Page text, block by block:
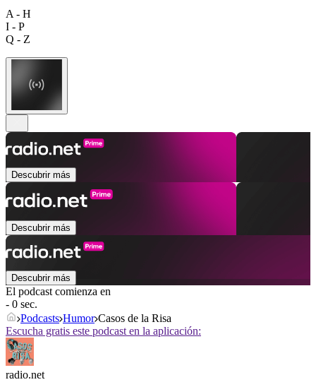
A - H
I - P
Q - Z
Descubrir más
Descubrir más
Descubrir más
El podcast comienza en
- 0 sec.
Podcasts Humor Casos de la Risa
Escucha gratis este podcast en la aplicación:
radio.net